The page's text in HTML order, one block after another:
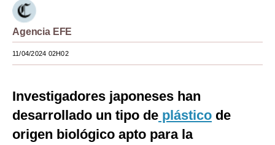
Moda
Estilos
Mundo
México
España
Agencia EFE
11/04/2024 02H02
Investigadores japoneses han
desarrollado un tipo de plástico de
origen biológico apto para la